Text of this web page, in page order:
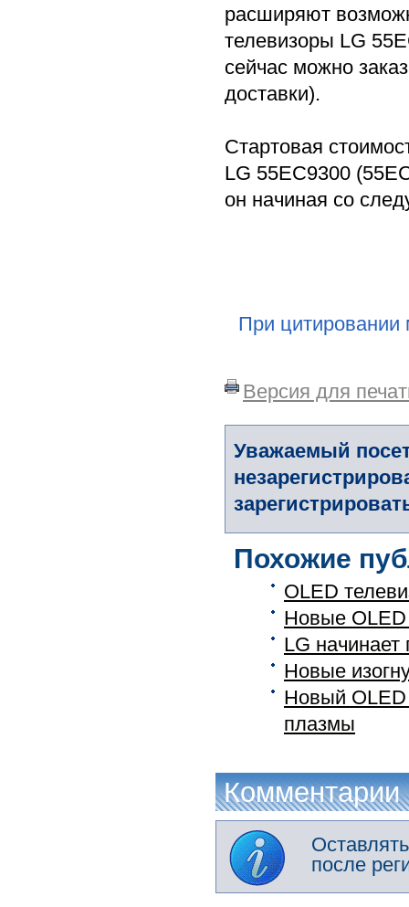
расширяют
телевизоры LG
сейчас можно
доставки).
Стартовая
LG 55EC9300
он начиная со
При цитировании
Версия для
Уважаемый
Похожие
OLED
Новые OLED
LG
Новые
Новый OLED
плазмы
Комментарии
после